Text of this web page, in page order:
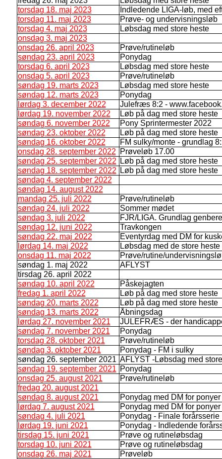
torsdag 18. maj 2023
Indledende LIGA-løb, med
torsdag 11. maj 2023
Prøve- og undervisningsløb
torsdag 4. maj 2023
Løbsdag med store heste
onsdag 3. maj 2023
onsdag 26. april 2023
Prøve/rutineløb
søndag 23. april 2023
Ponydag
torsdag 6. april 2023
Løbsdag med store heste
onsdag 5. april 2023
Prøve/rutineløb
søndag 19. marts 2023
Løbsdag med store heste
søndag 12. marts 2023
Ponydag
lørdag 3. december 2022
Julefræs 8:2 -
lørdag 19. november 2022
Løb på dag med store heste
søndag 6. november 2022
Pony Sprintermester 2022
søndag 23. oktober 2022
Løb på dag med store heste
søndag 16. oktober 2022
FM sulky/monte - grundlag
onsdag 28. september 2022
Prøveløb 17.00
søndag 25. september 2022
Løb på dag med store heste
søndag 18. september 2022
Løb på dag med store heste
søndag 4. september 2022
søndag 14. august 2022
mandag 25. juli 2022
Prøve/rutineløb
søndag 24. juli 2022
Sommer mødet
søndag 3. juli 2022
FJR/LIGA. Grundlag
søndag 12. juni 2022
Travkongen
søndag 22. maj 2022
Eventyrdag med DM for
lørdag 14. maj 2022
Løbsdag med de store heste
onsdag 11. maj 2022
Prøve/rutine/
søndag 1. maj 2022
AFLYST
tirsdag 26. april 2022
søndag 10. april 2022
Påskejagten
fredag 1. april 2022
Løb på dag med store heste
søndag 20. marts 2022
Løb på dag med store heste
søndag 13. marts 2022
Åbningsdag
lørdag 27. november 2021
JULEFRÆS - der
søndag 7. november 2021
Ponydag
torsdag 28. oktober 2021
Prøve/rutineløb
søndag 3. oktober 2021
Ponydag - FM i sulky
søndag 26. september 2021 AFLYST -Løbsdag med
søndag 19. september 2021 Ponydag
onsdag 25. august 2021
Prøve/rutineløb
fredag 20. august 2021
søndag 8. august 2021
Ponydag med DM for ponyer
lørdag 7. august 2021
Ponydag med DM for ponyer
søndag 4. juli 2021
Ponydag - Finale forårsserie
lørdag 19. juni 2021
Ponydag - Indledende
tirsdag 15. juni 2021
Prøve og rutineløbsdag
torsdag 10. juni 2021
Prøve og rutineløbsdag
onsdag 26. maj 2021
Prøveløb